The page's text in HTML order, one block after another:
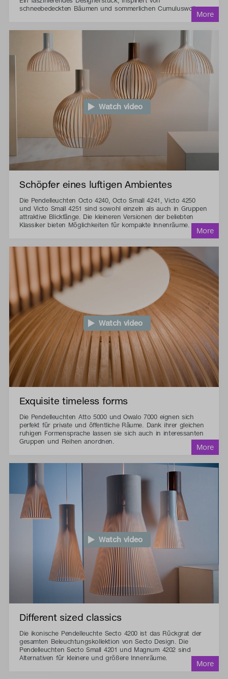
schneebedeckten Bäumen und sommerlichen Cumuluswolken.
Watch video
Schöpfer eines luftigen Ambientes
Die Pendelleuchten Octo 4240, Octo Small 4241, Victo 4250
und Victo Small 4251 sind sowohl einzeln als auch in Gruppen
attraktive Blickfänge. Die kleineren Versionen der beliebten
Klassiker bieten Möglichkeiten für kompakte Innenräume.
Watch video
Exquisite timeless forms
Die Pendelleuchten Atto 5000 und Owalo 7000 eignen sich
perfekt für private und öffentliche Räume. Dank ihrer gleichen
ruhigen Formensprache lassen sie sich auch in interessanten
Gruppen und Reihen anordnen.
Watch video
Different sized classics
Die ikonische Pendelleuchte Secto 4200 ist das Rückgrat der
gesamten Beleuchtungskollektion von Secto Design. Die
Pendelleuchten Secto Small 4201 und Magnum 4202 sind
Alternativen für kleinere und größere Innenräume.